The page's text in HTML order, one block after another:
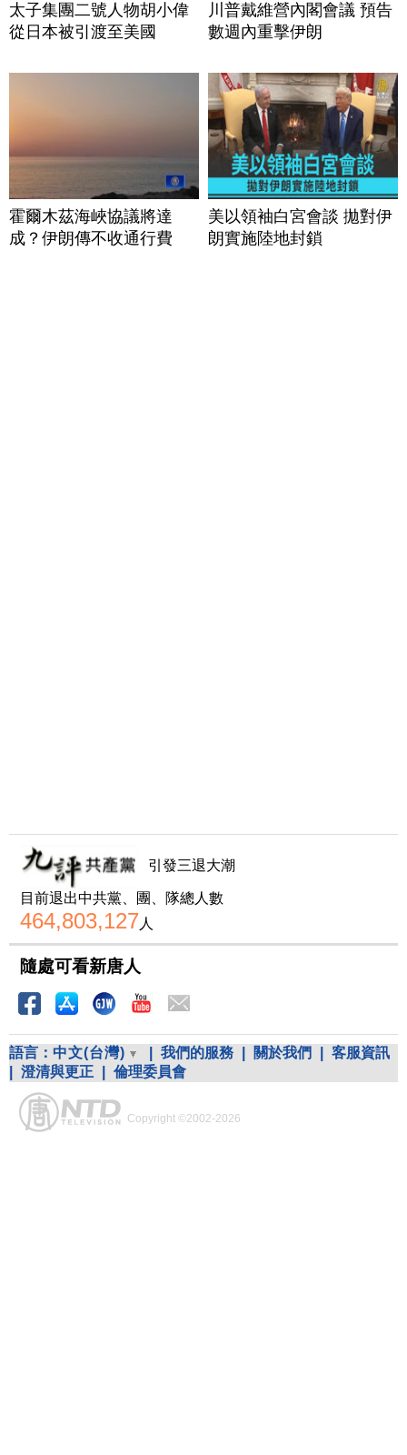
太子集團二號人物胡小偉
從日本被引渡至美國
川普戴維營內閣會議 預告
數週內重擊伊朗
霍爾木茲海峽協議將達
成？伊朗傳不收通行費
美以領袖白宮會談 拋對伊
朗實施陸地封鎖
引發三退大潮
目前退出中共黨、團、隊總人數
464,803,127人
隨處可看新唐人
語言： 中文(台灣) 我們的服務 關於我們
客服資訊
澄清與更正 倫理委員會
Copyright ©2002-2026